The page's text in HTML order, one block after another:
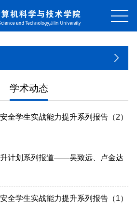
学术动态
全学生实战能力提升系列报告（2）
计划系列报道——吴致远、卢金达
全学生实战能力提升系列报告（1）